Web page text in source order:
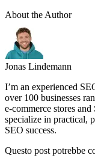
About the Author
Jonas Lindemann
I’m an experienced
over 100 businesses
e-commerce stores
specialize in practical,
SEO success.
Questo post potrebbe